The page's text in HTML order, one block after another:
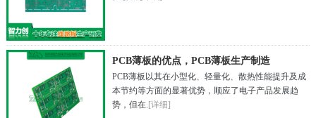
PCB薄板的优点，PCB薄板生产制造
PCB薄板以其在小型化、轻量化、散热性能提升及成
本节约等方面的显著优势，顺应了电子产品发展趋
势，但在.[详细]